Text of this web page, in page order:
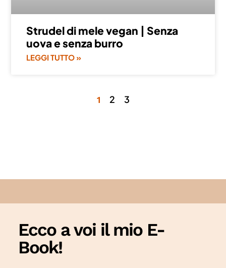
Strudel di mele vegan | Senza
uova e senza burro
LEGGI TUTTO »
1 2 3
Ecco a voi il mio E-
Book!